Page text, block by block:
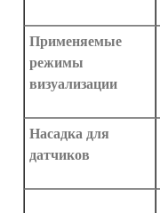
Применяемые
режимы
визуализации
Насадка для
датчиков